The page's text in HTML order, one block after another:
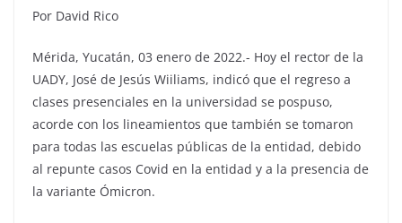
Por David Rico
Mérida, Yucatán, 03 enero de 2022.- Hoy el rector de la
UADY, José de Jesús Wiiliams, indicó que el regreso a
clases presenciales en la universidad se pospuso,
acorde con los lineamientos que también se tomaron
para todas las escuelas públicas de la entidad, debido
al repunte casos Covid en la entidad y a la presencia de
la variante Ómicron.